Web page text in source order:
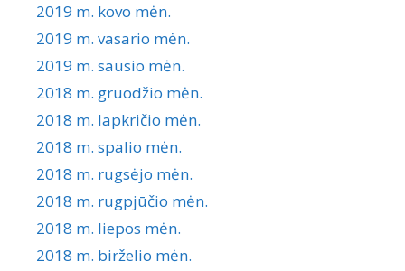
2019 m. kovo mėn.
2019 m. vasario mėn.
2019 m. sausio mėn.
2018 m. gruodžio mėn.
2018 m. lapkričio mėn.
2018 m. spalio mėn.
2018 m. rugsėjo mėn.
2018 m. rugpjūčio mėn.
2018 m. liepos mėn.
2018 m. birželio mėn.